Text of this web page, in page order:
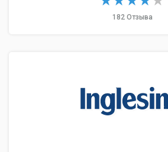
182 Отзыва